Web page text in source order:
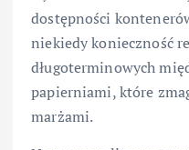
dostępności
niekiedy konieczność
długoterminowych
papierniami, które
marżami.